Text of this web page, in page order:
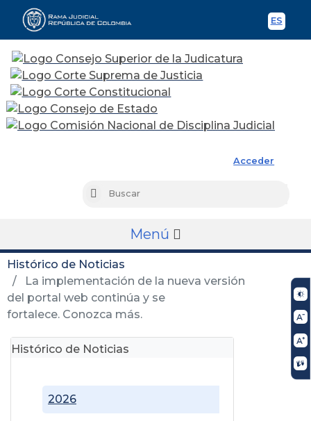
ES
Acceder
Buscar
Menú
Histórico de Noticias
La implementación de la nueva versión
del portal web continúa y se
fortalece. Conozca más.
Histórico de Noticias
2026